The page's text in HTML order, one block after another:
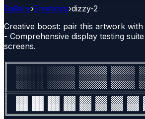
Gallery›Emotions›dizzy-2
Creative boost: pair this artwork with
- Comprehensive display testing
screens.
║  ░░░░░░░ ░░░░░░░ ░░░░░░░ ░░░░░░
║  ░░░░░░░ ░░░░░░░ ░░░░░░░ ░░░░░░
║  ░░░░░░░ ░░░░░░░ ░░░░░░░ ░░░░░░
║  ▓▓▓ ▓▓▓ ▓▓▓ ▓▓▓ ▓▓▓ ▓▓▓ ▓▓▓
║  ▓▓▓ ▓▓▓ ▓▓▓ ▓▓▓ ▓▓▓ ▓▓▓ ▓▓▓